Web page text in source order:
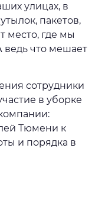
улицах, в
пакетов,
место, где мы
что мешает
сотрудники
в уборке
Тюмени к
и порядка в